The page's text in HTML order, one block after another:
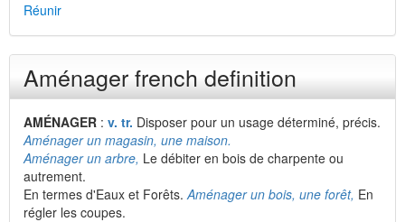
Réunir
Aménager french definition
AMÉNAGER : v. tr. Disposer pour un usage déterminé, précis.
Aménager un magasin, une maison.
Aménager un arbre, Le débiter en bois de charpente ou
autrement.
En termes d'Eaux et Forêts.Aménager un bois, une forêt, En
régler les coupes.